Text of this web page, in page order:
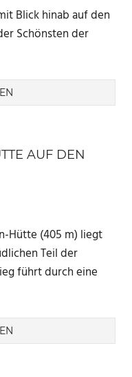
Blick hinab auf den
Schönsten der
AUF DEN
Hütte (405 m) liegt
Teil der
führt durch eine